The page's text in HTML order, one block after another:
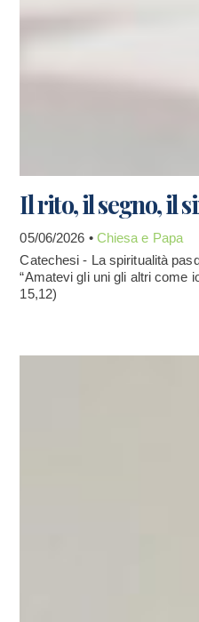
Il rito, il segno, il
05/06/2026 • Chiesa e Papa
Catechesi - La spiritualità
“Amatevi gli uni gli altri come
15,12)